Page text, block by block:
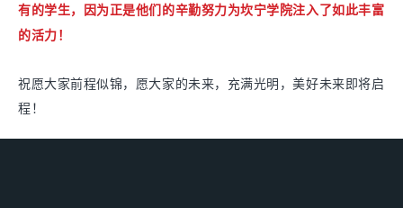
有的学生，
因为正是他们的辛勤努力为坎宁学院注入了如此丰富
的活力！
祝愿大家前程似锦， 愿大家的未来，充满光明，美好未来即将启
程！